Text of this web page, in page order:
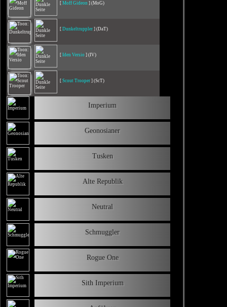
[ Moff Gideon ] (MoG)
[ Dunkeltruppler ] (DaT)
[ Iden Versio ] (IV)
[ Scout Trooper ] (ScT)
Imperium
Geonosianer
Tusken
Alte Republik
Neutral
Schmuggler
Rogue One
Sith Imperium